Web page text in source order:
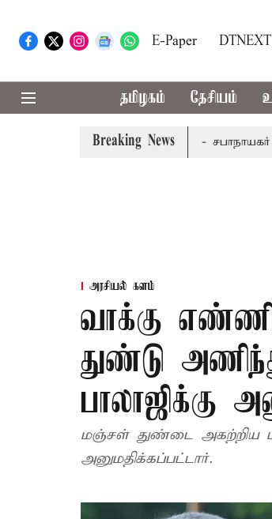
E-Paper DTNEXT
தமிழகம் தேசியம்
Breaking News
வரை நடைபெறும் - சபாநாயகர்
அரசியல் களம்
வாக்கு
துண்டு
பாலாஜிக்கு
மஞ்சள் துண்டை அகற்றிய
அனுமதிக்கப்பட்டார்.